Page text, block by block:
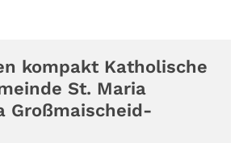
kompakt Katholische
St. Maria
Großmaischeid-